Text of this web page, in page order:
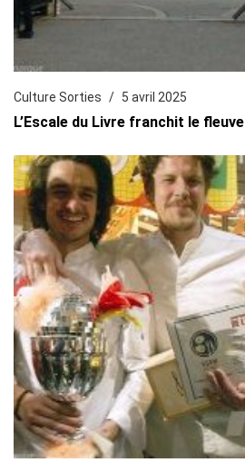
Culture Sorties 5 avril 2025
L’Escale du Livre franchit le fleuve